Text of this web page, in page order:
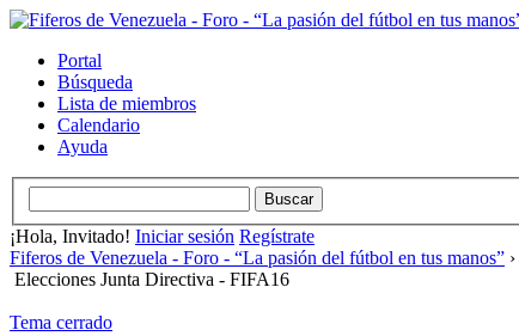
Portal
Búsqueda
Lista de miembros
Calendario
Ayuda
¡Hola, Invitado! Iniciar sesión Regístrate
Fiferos de Venezuela - Foro - “La pasión del fútbol en tus manos” ›
Elecciones Junta Directiva - FIFA16
Tema cerrado